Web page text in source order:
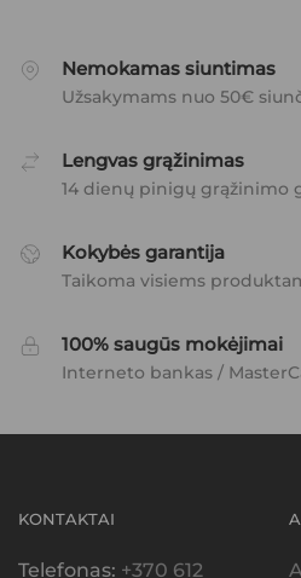
Nemokamas siuntimas
Užsakymams nuo 50€
Lengvas grąžinimas
14 dienų pinigų grąžinimo
Kokybės garantija
Taikoma visiems
100% saugūs mokėjimai
Interneto bankas /
KONTAKTAI
Telefonas: +370 612